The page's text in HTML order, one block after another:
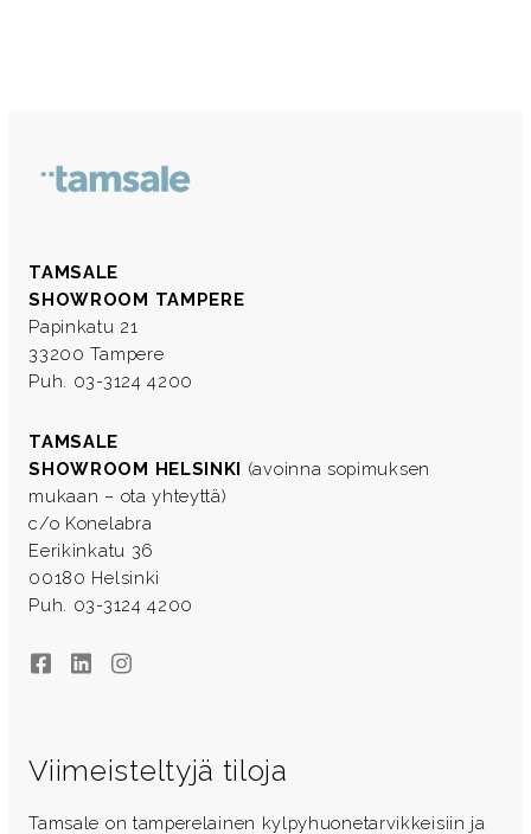
TAMSALE
SHOWROOM TAMPERE
Papinkatu 21
33200 Tampere
Puh. 03-3124 4200
TAMSALE
SHOWROOM HELSINKI (avoinna sopimuksen
mukaan – ota yhteyttä)
c/o Konelabra
Eerikinkatu 36
00180 Helsinki
Puh. 03-3124 4200
FacebookLinkedInInstagram
Viimeisteltyjä tiloja
Tamsale on tamperelainen kylpyhuonetarvikkeisiin ja